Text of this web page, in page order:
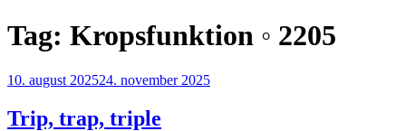
Tag: Kropsfunktion ◦ 2205
Udgivet
10. august 202524. november 2025
Trip, trap, triple